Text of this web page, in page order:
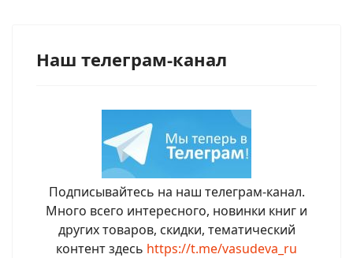
Наш телеграм-канал
Подписывайтесь на наш телеграм-канал.
Много всего интересного, новинки книг и
других товаров, скидки, тематический
контент здесь https://t.me/vasudeva_ru